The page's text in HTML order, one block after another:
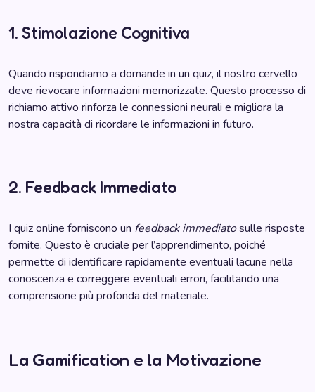
1. Stimolazione Cognitiva
Quando rispondiamo a domande in un quiz, il nostro cervello
deve rievocare informazioni memorizzate. Questo processo di
richiamo attivo rinforza le connessioni neurali e migliora la
nostra capacità di ricordare le informazioni in futuro.
2. Feedback Immediato
I quiz online forniscono un feedback immediatosulle risposte
fornite. Questo è cruciale per l’apprendimento, poiché
permette di identificare rapidamente eventuali lacune nella
conoscenza e correggere eventuali errori, facilitando una
comprensione più profonda del materiale.
La Gamification e la Motivazione